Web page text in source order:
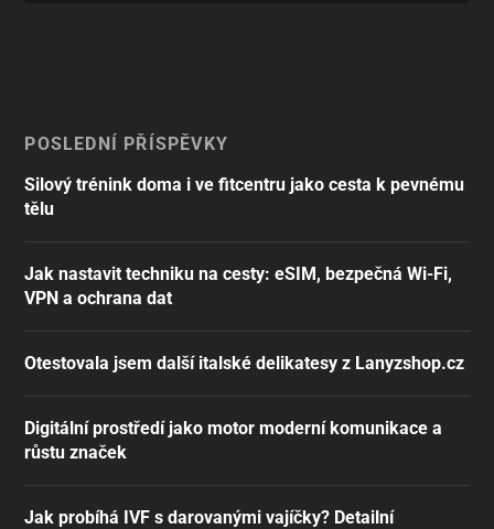
POSLEDNÍ PŘÍSPĚVKY
Silový trénink doma i ve fitcentru jako cesta k pevnému
tělu
Jak nastavit techniku na cesty: eSIM, bezpečná Wi-Fi,
VPN a ochrana dat
Otestovala jsem další italské delikatesy z Lanyzshop.cz
Digitální prostředí jako motor moderní komunikace a
růstu značek
Jak probíhá IVF s darovanými vajíčky? Detailní